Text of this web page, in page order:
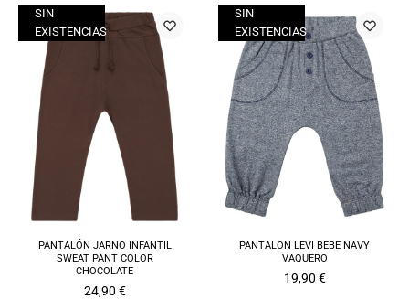
SIN
EXISTENCIAS
PANTALÓN JARNO INFANTIL
SWEAT PANT COLOR
CHOCOLATE
24,90 €
SIN
EXISTENCIAS
PANTALON LEVI BEBE NAVY
VAQUERO
19,90 €